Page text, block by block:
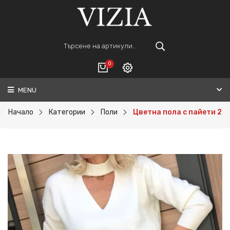
0
ВАШАТА КОЛИЧКА Е ПРАЗНА.
ПОРЪЧАЙ
Регистрация
MENU
Начало Категории Поли Цветна пола с пайети 2